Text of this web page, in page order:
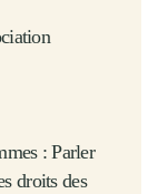
: Parler
droits des